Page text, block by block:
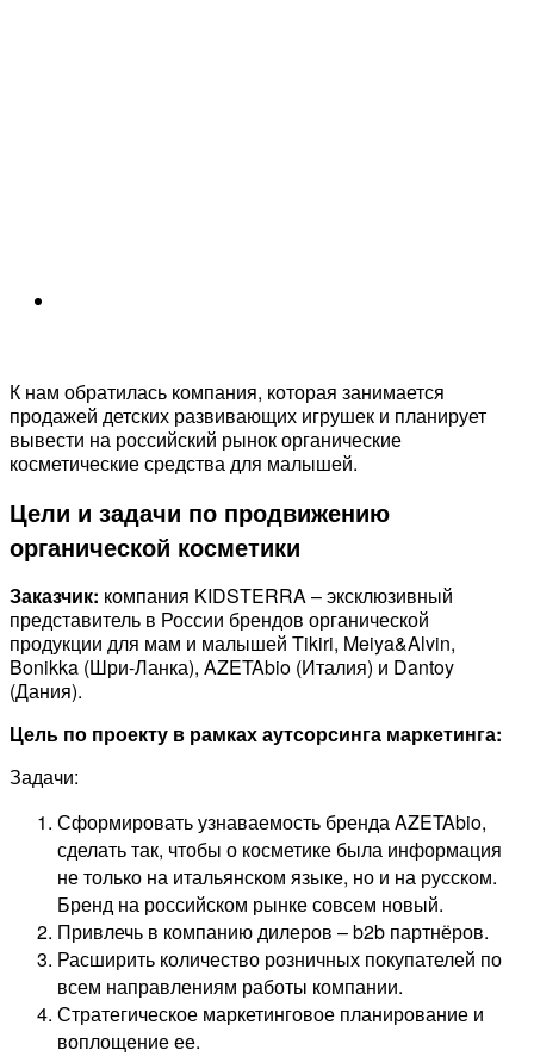
К нам обратилась компания, которая занимается
продажей детских развивающих игрушек и планирует
вывести на российский рынок органические
косметические средства для малышей.
Цели и задачи по продвижению
органической косметики
Заказчик: компания KIDSTERRA – эксклюзивный
представитель в России брендов органической
продукции для мам и малышей Tikiri, Meiya&Alvin,
Bonikka (Шри-Ланка), AZETAbio (Италия) и Dantoy
(Дания).
Цель по проекту в рамках аутсорсинга маркетинга:
Задачи:
Сформировать узнаваемость бренда AZETAbio,
сделать так, чтобы о косметике была информация
не только на итальянском языке, но и на русском.
Бренд на российском рынке совсем новый.
Привлечь в компанию дилеров – b2b партнёров.
Расширить количество розничных покупателей по
всем направлениям работы компании.
Стратегическое маркетинговое планирование и
воплощение ее.